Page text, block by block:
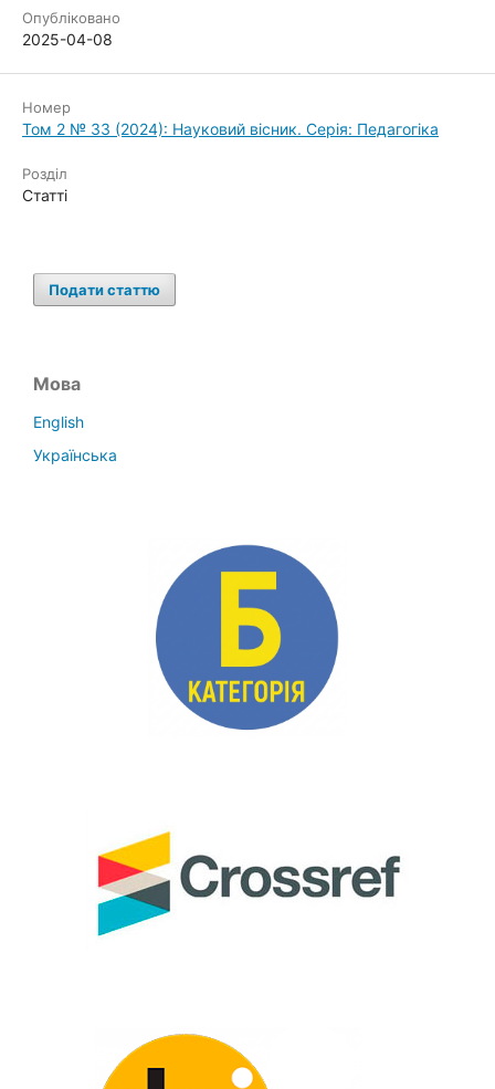
Опубліковано
2025-04-08
Номер
Том 2 № 33 (2024): Науковий вісник. Серія: Педагогіка
Розділ
Статті
Подати статтю
Мова
English
Українська